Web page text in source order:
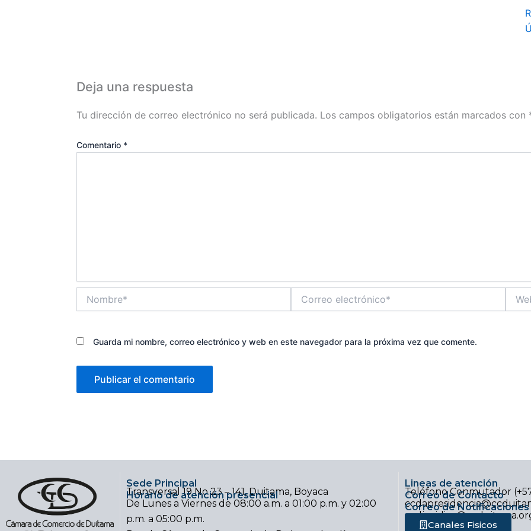
Deja una respuesta
Tu dirección de correo electrónico no será publicada. Los campos obligatorios están marcados con
Comentario *
electrónico*
Guarda mi nombre, correo electrónico y web en este navegador para la próxima vez que comente.
Sede Principal
Transversal 19 No 23 – 141, Duitama, Boyaca
Horario de atención presencial
De Lunes a Viernes de 08:00 a.m. a 01:00 p.m. y 02:00
p.m. a 05:00 p.m.
Lineas de atención
Teléfono Conmutador
Correo de Contacto
Correo de Notificaciones
Canales Fisicos